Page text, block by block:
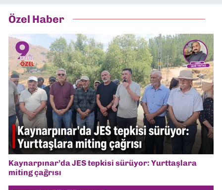
Özel Haber
Kaynarpınar’da JES tepkisi sürüyor: Yurttaşlara
miting çağrısı